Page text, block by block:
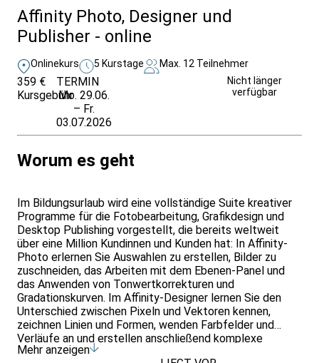
Affinity Photo, Designer und
Publisher - online
Onlinekurs 5 Kurstage Max. 12 Teilnehmer
359 €
Kursgebühr
TERMIN
Mo. 29.06.
– Fr.
03.07.2026
Nicht länger
verfügbar
Worum es geht
Im Bildungsurlaub wird eine vollständige Suite kreativer
Programme für die Fotobearbeitung, Grafikdesign und
Desktop Publishing vorgestellt, die bereits weltweit
über eine Million Kundinnen und Kunden hat: In Affinity-
Photo erlernen Sie Auswahlen zu erstellen, Bilder zu
zuschneiden, das Arbeiten mit dem Ebenen-Panel und
das Anwenden von Tonwertkorrekturen und
Gradationskurven. Im Affinity-Designer lernen Sie den
Unterschied zwischen Pixeln und Vektoren kennen,
zeichnen Linien und Formen, wenden Farbfelder und
Verläufe an und erstellen anschließend komplexe
digitale Zeichnungen. Im Affinity-Publisher werden Sie
Mehr anzeigen